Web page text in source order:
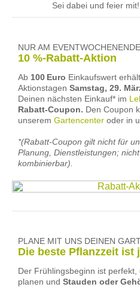
Sei dabei und feier mit!
NUR AM EVENTWOCHENENDE
10 %-Rabatt-Aktion
Ab 100 Euro Einkaufswert
Aktionstagen Samstag, 29.
Deinen nächsten Einkauf* im
Rabatt-Coupon. Den Coupon
unserem Gartencenter oder in
*(Rabatt-Coupon gilt nicht für
Planung, Dienstleistungen;
kombinierbar).
PLANE MIT UNS DEINEN
Die beste Pflanzzeit ist
Der Frühlingsbeginn ist
planen und Stauden oder